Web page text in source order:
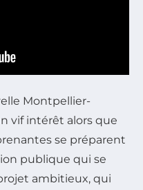
Montpellier-
vif intérêt alors que
se préparent
publique qui se
ambitieux, qui